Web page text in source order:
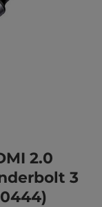
2.0
3